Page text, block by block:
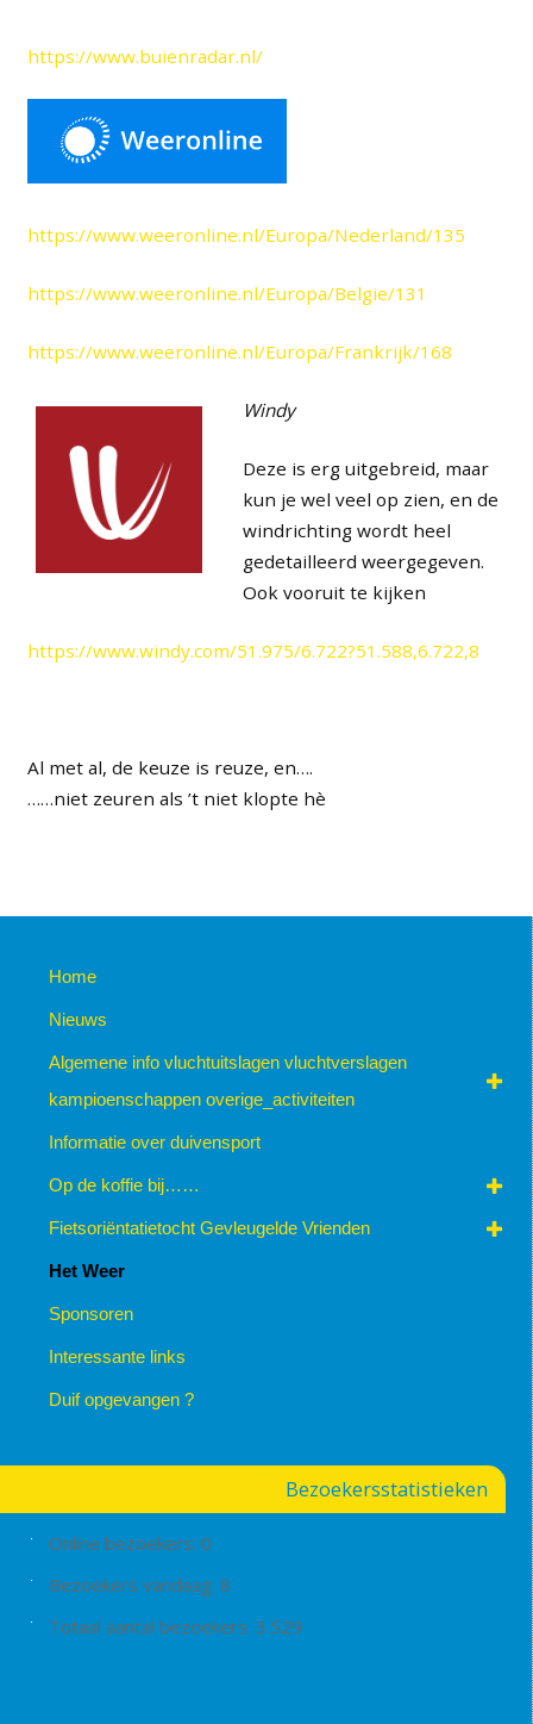
https://www.buienradar.nl/
https://www.weeronline.nl/Europa/Nederland/135
https://www.weeronline.nl/Europa/Belgie/131
https://www.weeronline.nl/Europa/Frankrijk/168
Windy
Deze is erg uitgebreid, maar
kun je wel veel op zien, en de
windrichting wordt heel
gedetailleerd weergegeven.
Ook vooruit te kijken
https://www.windy.com/51.975/6.722?51.588,6.722,8
Al met al, de keuze is reuze, en….
……niet zeuren als ’t niet klopte hè
Home
Nieuws
Algemene info vluchtuitslagen vluchtverslagen
kampioenschappen overige_activiteiten
Informatie over duivensport
Op de koffie bij……
Fietsoriëntatietocht Gevleugelde Vrienden
Het Weer
Sponsoren
Interessante links
Duif opgevangen ?
Bezoekersstatistieken
Online bezoekers: 0
Bezoekers vandaag: 8
Totaal aantal bezoekers: 3.529